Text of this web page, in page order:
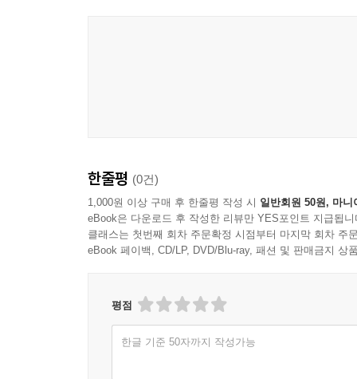
한줄평 (0건)
1,000원 이상 구매 후 한줄평 작성 시 일반회원 50원, 마니
eBook은 다운로드 후 작성한 리뷰만 YES포인트 지급됩니
클래스는 첫번째 회차 주문확정 시점부터 마지막 회차 주
eBook 페이백, CD/LP, DVD/Blu-ray, 패션 및 판매금지 상
평점
한글 기준 50자까지 작성가능